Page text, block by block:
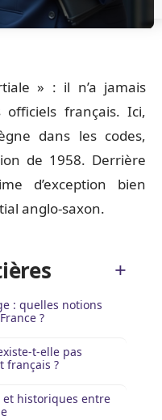
» : il n’a jamais
français. Ici,
dans les codes,
de 1958. Derrière
d’exception bien
anglo-saxon.
: quelles notions
?
t-elle pas
français ?
historiques entre